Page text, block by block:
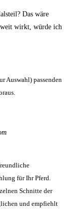
Das wäre
weit wirkt, würde ich
Auswahl) passenden
für Ihr Pferd.
Schnitte der
und empfiehlt